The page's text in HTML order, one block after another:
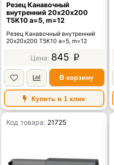
Резец Канавочный
внутренний 20х20х200
Т5К10 а=5, m=12
Резец Канавочный внутренний
20х20х200 Т5К10 а=5, m=12
845 p
В корзину
Купить в 1 клик
Код товара: 21725